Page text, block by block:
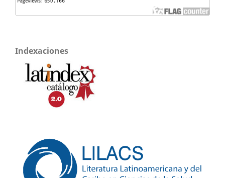
Indexaciones